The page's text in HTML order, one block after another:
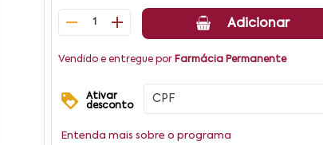
1 Adicionar
Vendido e entregue por Farmácia Permanente
Ativar
desconto
Entenda mais sobre o programa